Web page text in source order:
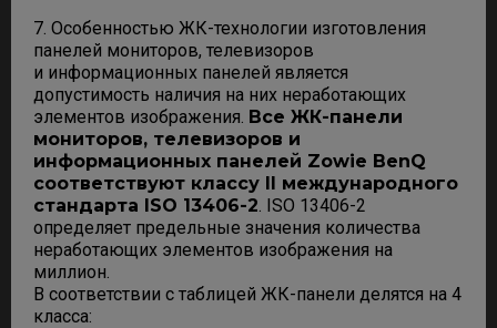
7. Особенностью ЖК-технологии изготовления
панелей мониторов, телевизоров
и информационных панелей является
допустимость наличия на них неработающих
элементов изображения. Все ЖК-панели
мониторов, телевизоров и
информационных панелей Zowie BenQ
соответствуют классу II международного
стандарта ISO 13406-2 . ISO 13406-2
определяет предельные значения количества
неработающих элементов изображения на
миллион.
В соответствии с таблицей ЖК-панели делятся на 4
класса: